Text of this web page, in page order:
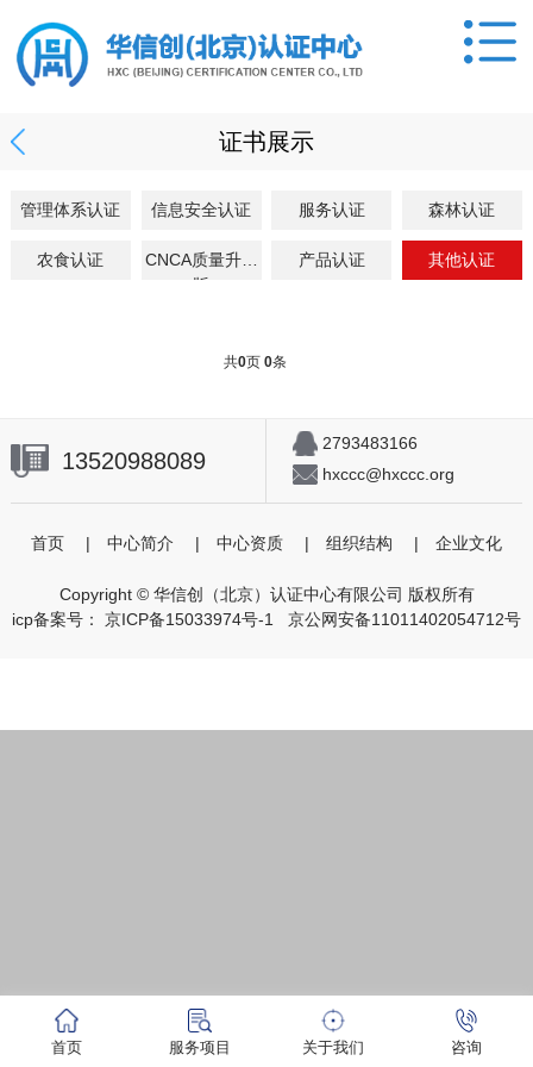
证书展示
管理体系认证 信息安全认证 服务认证 森林认证
农食认证
CNCA质量升级
版
产品认证 其他认证
共0页 0条
13520988089
2793483166
hxccc@hxccc.org
首页 | 中心简介 | 中心资质 | 组织结构 | 企业文化
Copyright © 华信创（北京）认证中心有限公司 版权所有
icp备案号： 京ICP备15033974号-1 京公网安备11011402054712号
首页 服务项目 关于我们 咨询